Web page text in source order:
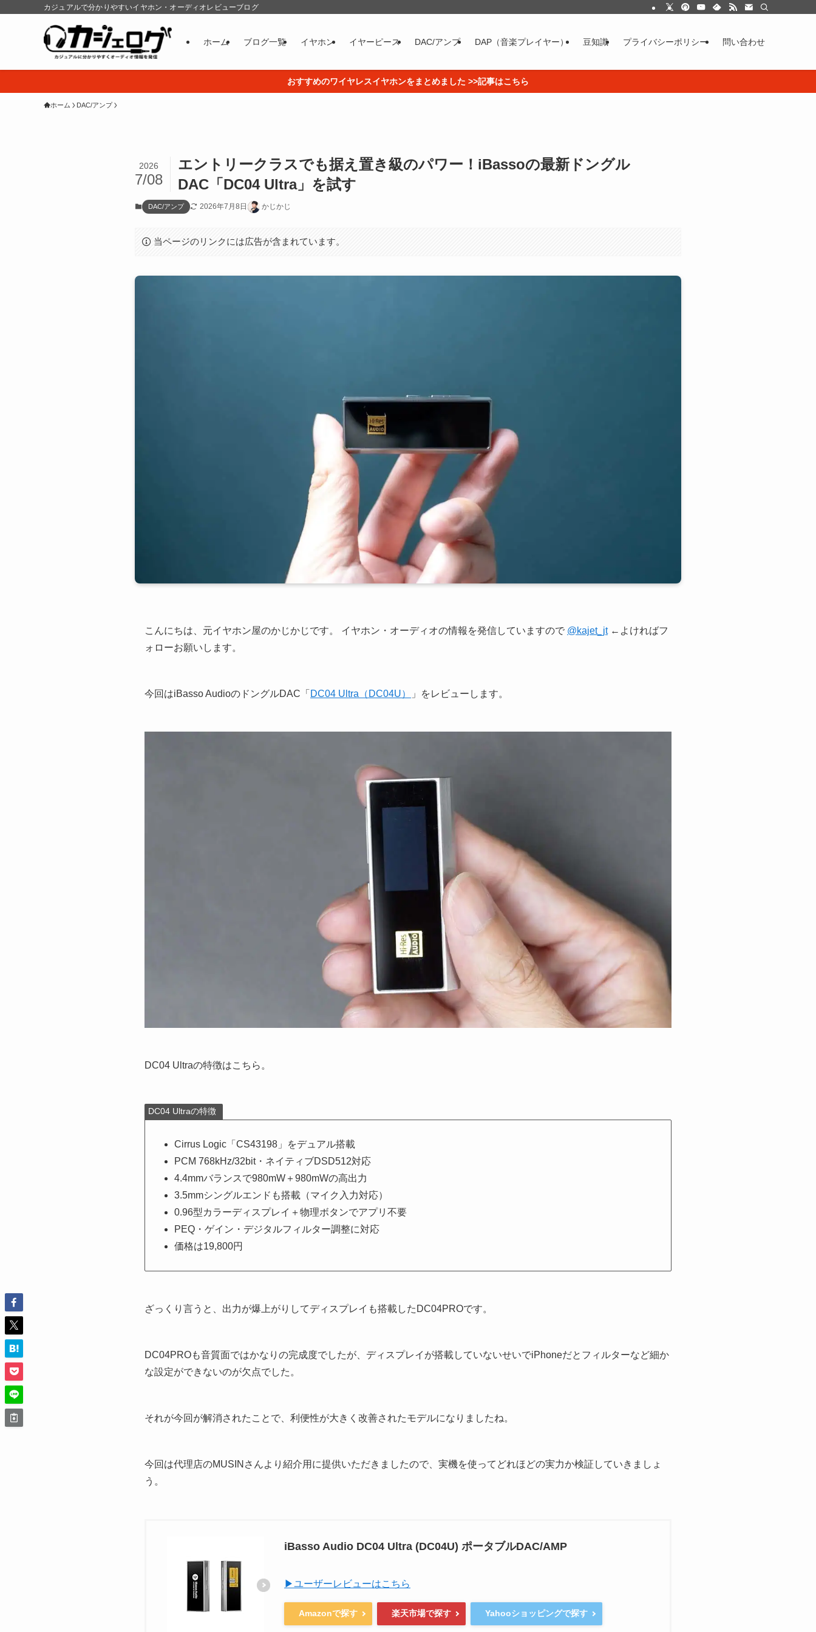
カジュアルで分かりやすいイヤホン・オーディオレビューブログ
ホーム ブログ一覧 イヤホン イヤーピース DAC/アンプ DAP（音楽プレイヤー） 豆知識 プライバシーポリシー 問い合わせ
おすすめのワイヤレスイヤホンをまとめました >>記事はこちら
ホーム DAC/アンプ
エントリークラスでも据え置き級のパワー！iBassoの最新ドングル
DAC「DC04 Ultra」を試す
2026
7/08
DAC/アンプ 2026年7月8日 かじかじ
当ページのリンクには広告が含まれています。
こんにちは、元イヤホン屋のかじかじです。 イヤホン・オーディオの情報を発信していますので @kajet_jt←よければフ
ォローお願いします。
今回はiBasso AudioのドングルDAC「 DC04 Ultra（DC04U） 」をレビューします。
DC04 Ultraの特徴はこちら。
DC04 Ultraの特徴
Cirrus Logic「CS43198」をデュアル搭載
PCM 768kHz/32bit・ネイティブDSD512対応
4.4mmバランスで980mW＋980mWの高出力
3.5mmシングルエンドも搭載（マイク入力対応）
0.96型カラーディスプレイ＋物理ボタンでアプリ不要
PEQ・ゲイン・デジタルフィルター調整に対応
価格は19,800円
ざっくり言うと、出力が爆上がりしてディスプレイも搭載したDC04PROです。
DC04PROも音質面ではかなりの完成度でしたが、ディスプレイが搭載していないせいでiPhoneだとフィルターなど細か
な設定ができないのが欠点でした。
それが今回が解消されたことで、利便性が大きく改善されたモデルになりましたね。
今回は代理店のMUSINさんより紹介用に提供いただきましたので、実機を使ってどれほどの実力か検証していきましょ
う。
iBasso Audio DC04 Ultra (DC04U) ポータブルDAC/AMP
▶ユーザーレビューはこちら
Amazonで探す 楽天市場で探す Yahooショッピングで探す